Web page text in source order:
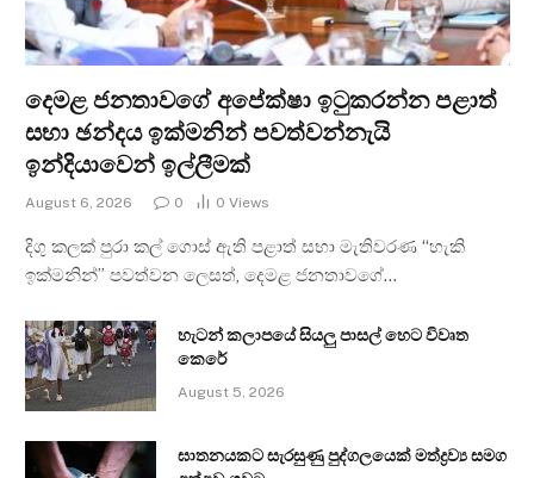
දෙමළ ජනතාවගේ අපේක්ෂා ඉටුකරන්න පළාත්
සභා ඡන්දය ඉක්මනින් පවත්වන්නැයි
ඉන්දියාවෙන් ඉල්ලීමක්
August 6, 2026 0 0 Views
දිගු කලක් පුරා කල් ගොස් ඇති පළාත් සභා මැතිවරණ “හැකි
ඉක්මනින්” පවත්වන ලෙසත්, දෙමළ ජනතාවගේ…
හැටන් කලාපයේ සියලු පාසල් හෙට විවෘත
කෙරේ
August 5, 2026
ඝාතනයකට සැරසුණු පුද්ගලයෙක් මත්ද්‍රව්‍ය සමග